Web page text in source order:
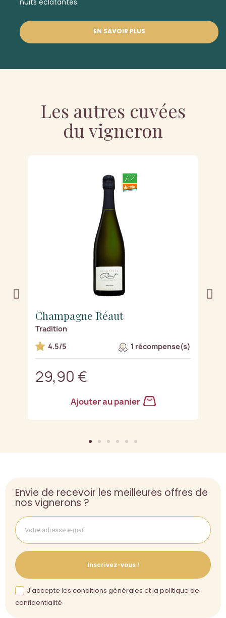
nuits éclatantes.
EN SAVOIR PLUS
Les autres cuvées
du vigneron
Champagne Réaut
Tradition
4.5/5
1 récompense(s)
29,90 €
Ajouter au panier
Envie de recevoir les meilleures offres de
nos vignerons ?
Inscrivez-vous !
J'accepte les conditions générales et la politique de
confidentialité